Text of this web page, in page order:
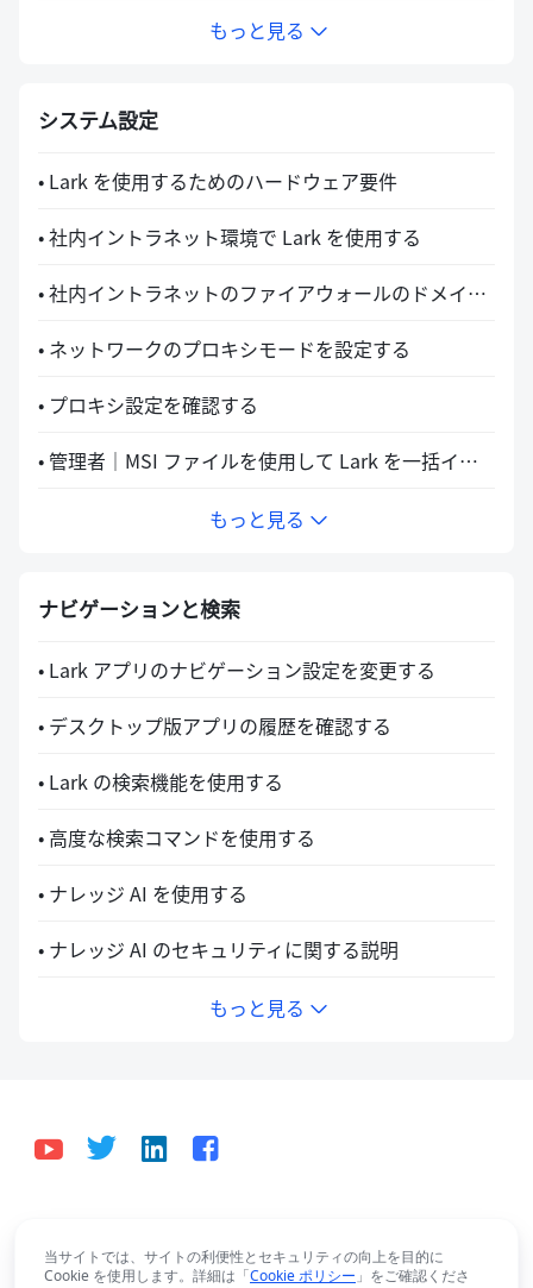
もっと見る
システム設定
• Lark を使用するためのハードウェア要件
• 社内イントラネット環境で Lark を使用する
• 社内イントラネットのファイアウォールのドメインや IP アドレスの許可リストを設定する
• ネットワークのプロキシモードを設定する
• プロキシ設定を確認する
• 管理者｜MSI ファイルを使用して Lark を一括インストールする
もっと見る
ナビゲーションと検索
• Lark アプリのナビゲーション設定を変更する
• デスクトップ版アプリの履歴を確認する
• Lark の検索機能を使用する
• 高度な検索コマンドを使用する
• ナレッジ AI を使用する
• ナレッジ AI のセキュリティに関する説明
もっと見る
Bahasa Indonesia Deutsch English
Español
当サイトでは、サイトの利便性とセキュリティの向上を目的に
Cookie を使用します。詳細は「Cookie ポリシー」をご確認くださ